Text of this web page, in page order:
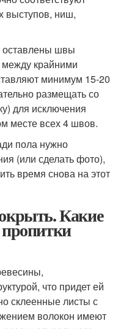
выступов, ниш,
швы
крайними
минимум 15-20
размещать со
для исключения
месте всех 4 швов.
пола нужно
(или сделать фото),
время снова на этот
Какие
что придет ей
склеенные листы с
волокон имеют